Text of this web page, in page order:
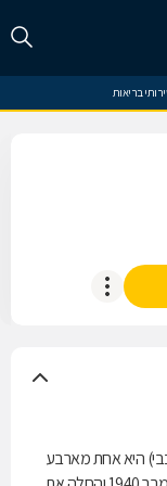
בריאות
היא אחת מארבע